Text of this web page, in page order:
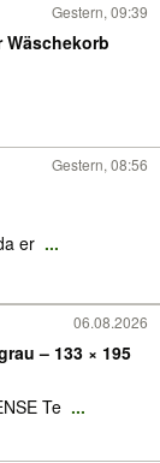
Gestern, 09:39
Wäschekorb
Gestern, 08:56
er ...
06.08.2026
– 133 × 195
Te ...